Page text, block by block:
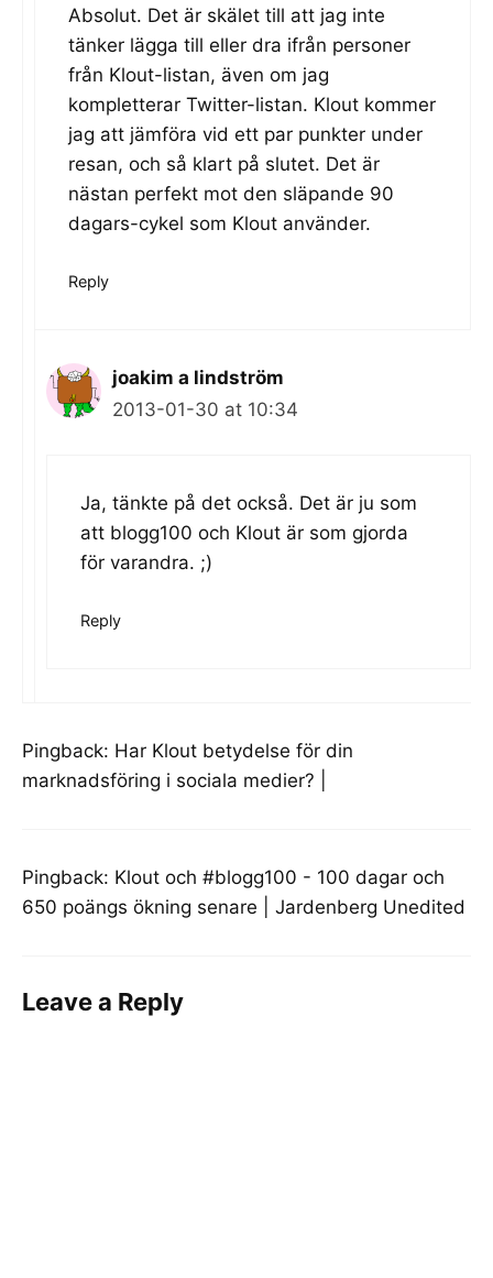
Absolut. Det är skälet till att jag inte
tänker lägga till eller dra ifrån personer
från Klout-listan, även om jag
kompletterar Twitter-listan. Klout kommer
jag att jämföra vid ett par punkter under
resan, och så klart på slutet. Det är
nästan perfekt mot den släpande 90
dagars-cykel som Klout använder.
Reply
joakim a lindström
2013-01-30 at 10:34
Ja, tänkte på det också. Det är ju som
att blogg100 och Klout är som gjorda
för varandra. ;)
Reply
Pingback: Har Klout betydelse för din
marknadsföring i sociala medier? |
Pingback: Klout och #blogg100 - 100 dagar och
650 poängs ökning senare | Jardenberg Unedited
Leave a Reply